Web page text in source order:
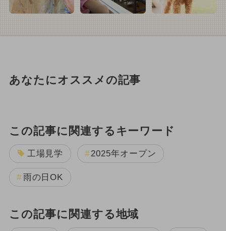
あなたにオススメの記事
この記事に関連するキーワード
工場見学 2025年オープン
雨の日OK
この記事に関連する地域